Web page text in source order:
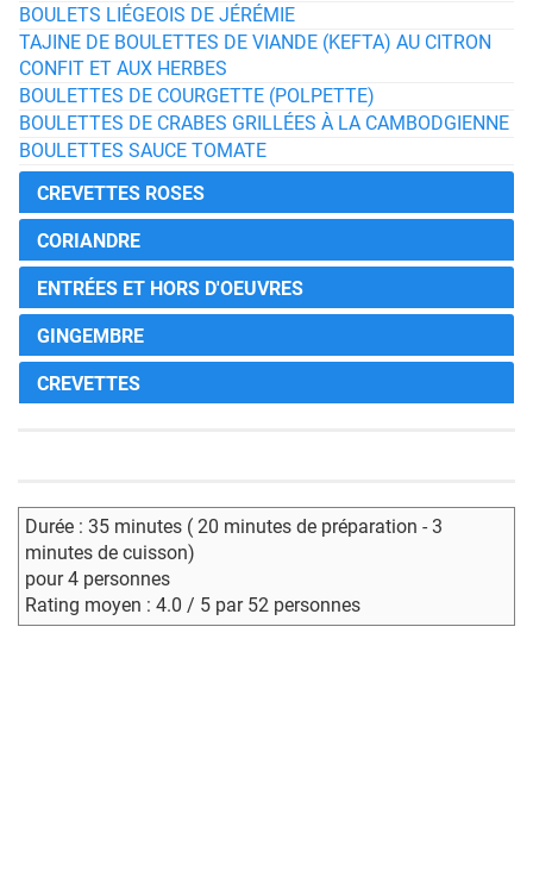
BOULETS LIÉGEOIS DE JÉRÉMIE
TAJINE DE BOULETTES DE VIANDE (KEFTA) AU CITRON
CONFIT ET AUX HERBES
BOULETTES DE COURGETTE (POLPETTE)
BOULETTES DE CRABES GRILLÉES À LA CAMBODGIENNE
BOULETTES SAUCE TOMATE
CREVETTES ROSES
CORIANDRE
ENTRÉES ET HORS D'OEUVRES
GINGEMBRE
CREVETTES
Durée : 35 minutes ( 20 minutes de préparation - 3
minutes de cuisson)
pour 4 personnes
Rating moyen : 4.0 / 5 par 52 personnes